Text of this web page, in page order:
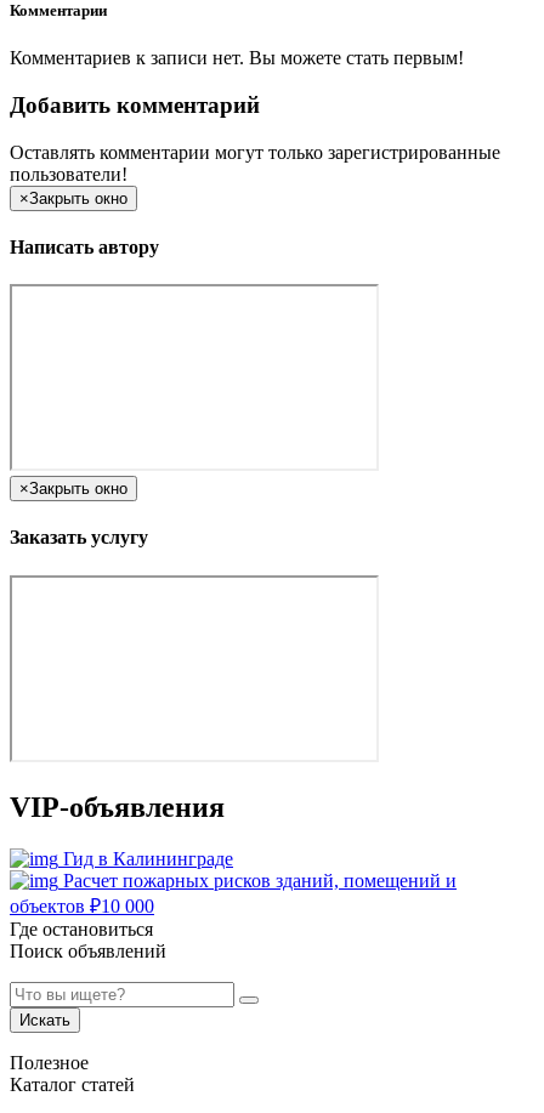
Комментарии
Комментариев к записи нет. Вы можете стать первым!
Добавить комментарий
Оставлять комментарии могут только зарегистрированные
пользователи!
×Закрыть окно
Написать автору
×Закрыть окно
Заказать услугу
VIP-объявления
Гид в Калининграде
Расчет пожарных рисков зданий, помещений и
объектов ₽10 000
Где остановиться
Поиск объявлений
Искать
Полезное
Каталог статей